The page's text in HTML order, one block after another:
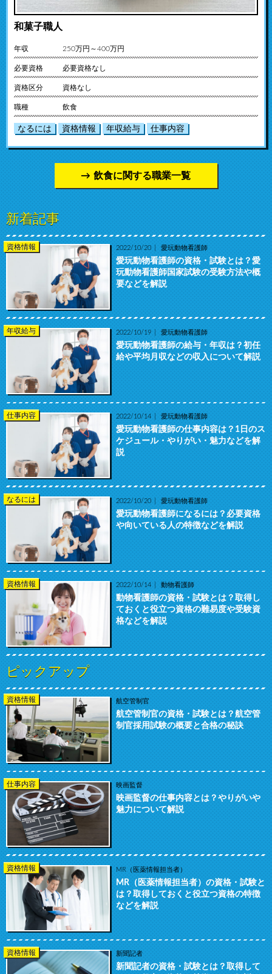
和菓子職人
年収 250万円～400万円
必要資格 必要資格なし
資格区分 資格なし
職種 飲食
なるには 資格情報 年収給与 仕事内容
飲食に関する職業一覧
新着記事
資格情報 2022/10/20 愛玩動物看護師
愛玩動物看護師の資格・試験とは？愛
玩動物看護師国家試験の受験方法や概
要などを解説
年収給与 2022/10/19 愛玩動物看護師
愛玩動物看護師の給与・年収は？初任
給や平均月収などの収入について解説
仕事内容 2022/10/14 愛玩動物看護師
愛玩動物看護師の仕事内容は？1日のス
ケジュール・やりがい・魅力などを解
説
なるには 2022/10/20 愛玩動物看護師
愛玩動物看護師になるには？必要資格
や向いている人の特徴などを解説
資格情報 2022/10/14 動物看護師
動物看護師の資格・試験とは？取得し
ておくと役立つ資格の難易度や受験資
格などを解説
ピックアップ
資格情報 航空管制官
航空管制官の資格・試験とは？航空管
制官採用試験の概要と合格の秘訣
仕事内容 映画監督
映画監督の仕事内容とは？やりがいや
魅力について解説
資格情報 MR（医薬情報担当者）
MR（医薬情報担当者）の資格・試験と
は？取得しておくと役立つ資格の特徴
などを解説
資格情報 新聞記者
新聞記者の資格・試験とは？取得して